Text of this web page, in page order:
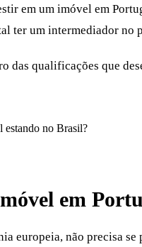
em um imóvel em
ter um intermediador no
das qualificações que
em
europeia, não precisa